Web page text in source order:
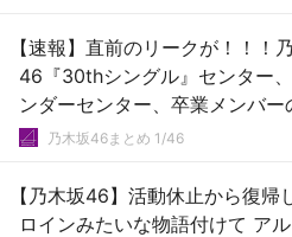
【速報】直前のリークが！！！
46『30thシングル』センター
ンダーセンター、卒業メンバー
かされる！！！！！！
乃木坂46まとめ 1/46
【乃木坂46】活動休止から復帰
ロインみたいな物語付けて ア